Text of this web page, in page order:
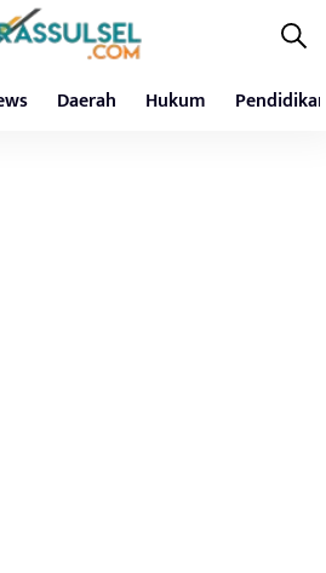
Daerah Hukum